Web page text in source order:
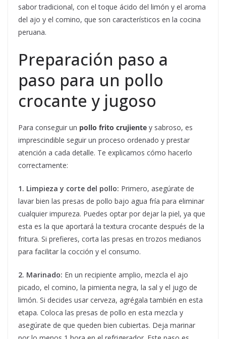
sabor tradicional, con el toque ácido del limón y el aroma
del ajo y el comino, que son característicos en la cocina
peruana.
Preparación paso a
paso para un pollo
crocante y jugoso
Para conseguir un pollo frito crujiente y sabroso, es
imprescindible seguir un proceso ordenado y prestar
atención a cada detalle. Te explicamos cómo hacerlo
correctamente:
1. Limpieza y corte del pollo: Primero, asegúrate de
lavar bien las presas de pollo bajo agua fría para eliminar
cualquier impureza. Puedes optar por dejar la piel, ya que
esta es la que aportará la textura crocante después de la
fritura. Si prefieres, corta las presas en trozos medianos
para facilitar la cocción y el consumo.
2. Marinado: En un recipiente amplio, mezcla el ajo
picado, el comino, la pimienta negra, la sal y el jugo de
limón. Si decides usar cerveza, agrégala también en esta
etapa. Coloca las presas de pollo en esta mezcla y
asegúrate de que queden bien cubiertas. Deja marinar